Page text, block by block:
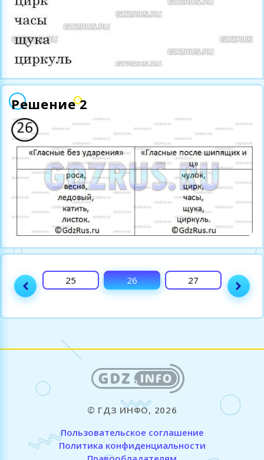
Решение 2
24 25 26 27 28
© ГДЗ ИНФО, 2026
Пользовательское соглашение
Политика конфиденциальности